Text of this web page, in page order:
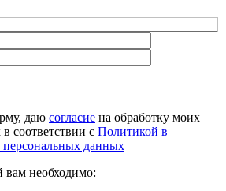
даю согласие на обработку моих
соответствии с Политикой в
данных
вам необходимо: